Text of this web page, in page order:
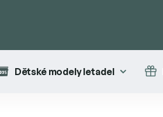
Dětské modely letadel